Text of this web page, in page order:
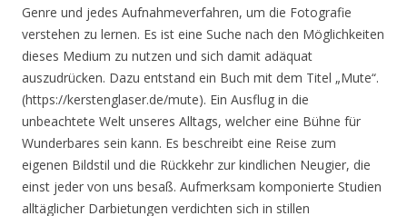
Genre und jedes Aufnahmeverfahren, um die Fotografie
verstehen zu lernen. Es ist eine Suche nach den Möglichkeiten
dieses Medium zu nutzen und sich damit adäquat
auszudrücken. Dazu entstand ein Buch mit dem Titel „Mute“.
(https://kerstenglaser.de/mute). Ein Ausflug in die
unbeachtete Welt unseres Alltags, welcher eine Bühne für
Wunderbares sein kann. Es beschreibt eine Reise zum
eigenen Bildstil und die Rückkehr zur kindlichen Neugier, die
einst jeder von uns besaß. Aufmerksam komponierte Studien
alltäglicher Darbietungen verdichten sich in stillen